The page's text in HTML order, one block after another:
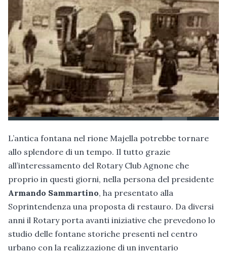
L’antica fontana nel rione Majella potrebbe tornare
allo splendore di un tempo. Il tutto grazie
all’interessamento del Rotary Club Agnone che
proprio in questi giorni, nella persona del presidente
Armando Sammartino, ha presentato alla
Soprintendenza una proposta di restauro. Da diversi
anni il Rotary porta avanti iniziative che prevedono lo
studio delle fontane storiche presenti nel centro
urbano con la realizzazione di un inventario